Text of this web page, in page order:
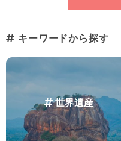
キーワードから探す
世界遺産